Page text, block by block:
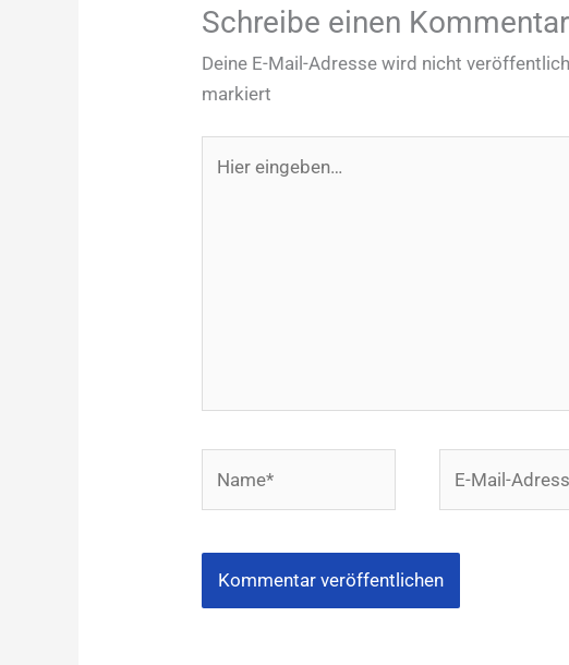
Schreibe einen Kommentar
Deine E-Mail-Adresse wird nicht
markiert
eingeben…